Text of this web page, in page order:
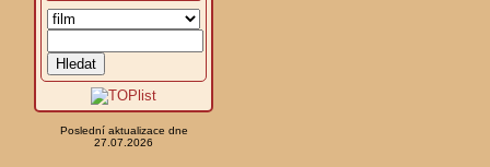
Poslední aktualizace dne
27.07.2026